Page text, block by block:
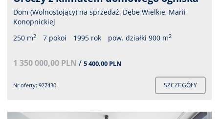
Dom (Wolnostojący) na sprzedaż, Dębe Wielkie, Marii
Konopnickiej
250 m2 7 pokoi 1995 rok pow. działki 900 m2
1 350 000,00 PLN / 5 400,00 PLN
Nr oferty: 927430 SZCZEGÓŁY